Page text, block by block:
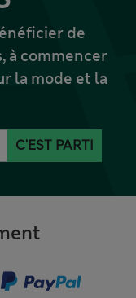
de
à commencer
la mode et la
C'EST PARTI